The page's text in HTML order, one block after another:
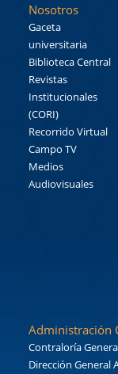
Nosotros
Gaceta
universitaria
Biblioteca Central
Revistas
Institucionales
(CORI)
Recorrido Virtual
Campo TV
Medios
Audiovisuales
Administración
Contraloría
Dirección General